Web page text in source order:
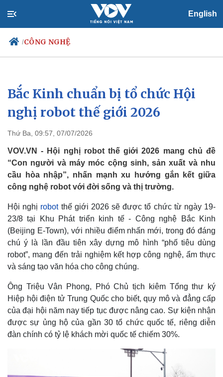
English
/CÔNG NGHỆ
Chính trị
Đảng
Tổ chức nhân sự
Nhận diện sự thật
Xã hội
Tin 24h
Dự báo thời tiết
Việc làm
Biển đảo
Bắc Kinh chuẩn bị tổ chức Hội
nghị robot thế giới 2026
Thứ Ba, 09:57, 07/07/2026
VOV.VN - Hội nghị robot thế giới 2026 mang chủ đề
“Con người và máy móc cộng sinh, sản xuất và nhu
cầu hòa nhập”, nhấn mạnh xu hướng gắn kết giữa
công nghệ robot với đời sống và thị trường.
Hội nghị robotthế giới 2026 sẽ được tổ chức từ ngày 19-
23/8 tại Khu Phát triển kinh tế - Công nghệ Bắc Kinh
(Beijing E-Town), với nhiều điểm nhấn mới, trong đó đáng
chú ý là lần đầu tiên xây dựng mô hình “phố tiêu dùng
robot”, mang đến trải nghiệm kết hợp công nghệ, ẩm thực
và sáng tạo văn hóa cho công chúng.
Ông Triệu Vân Phong, Phó Chủ tịch kiêm Tổng thư ký
Hiệp hội điện tử Trung Quốc cho biết, quy mô và đẳng cấp
của đại hội năm nay tiếp tục được nâng cao. Sự kiện nhận
được sự ủng hộ của gần 30 tổ chức quốc tế, riêng diễn
đàn chính có tỷ lệ khách mời quốc tế chiếm 30%.